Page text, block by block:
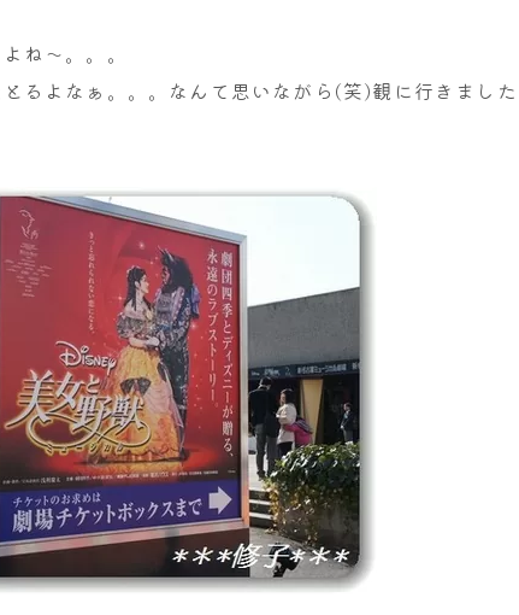
ね～。。。
るよなぁ。。。なんて思いながら(笑)観に行きました